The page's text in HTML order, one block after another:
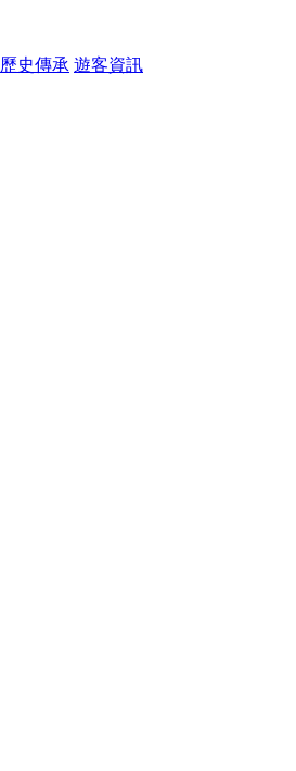
歷史傳承 遊客資訊